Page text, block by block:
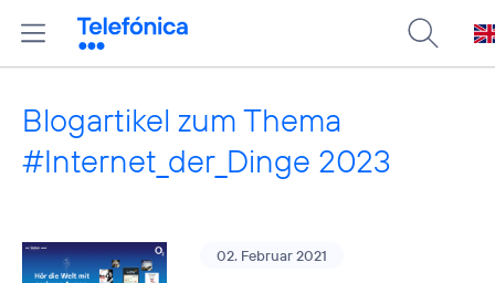
Blogartikel zum Thema
#Internet_der_Dinge 2023
02. Februar 2021